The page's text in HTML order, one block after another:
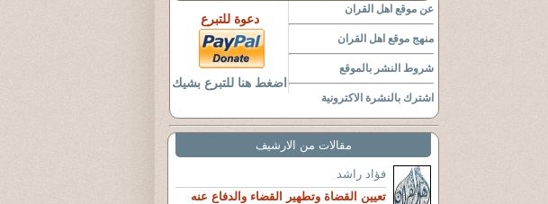
عن موقع اهل القران
منهج موقع اهل القران
شروط النشر بالموقع
اشترك بالنشرة الاكترونية
دعوة للتبرع
اضغط هنا للتبرع بشيك
مقالات من الارشيف
فؤاد راشد
تعيين القضاة وتطهير القضاء والدفاع عنه